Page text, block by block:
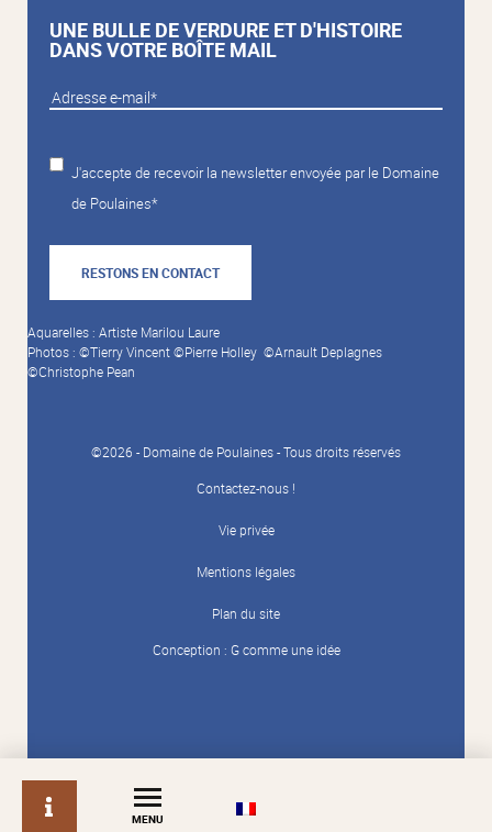
info
MENU
UNE BULLE DE VERDURE ET D'HISTOIRE
DANS VOTRE BOÎTE MAIL
J'accepte de recevoir la newsletter envoyée par le Domaine
de Poulaines*
RESTONS EN CONTACT
Aquarelles : Artiste Marilou Laure
Photos : ©Tierry Vincent ©Pierre Holley ©Arnault Deplagnes
©Christophe Pean
©2026 - Domaine de Poulaines - Tous droits réservés
Contactez-nous !
Vie privée
Mentions légales
Plan du site
Conception : G comme une idée